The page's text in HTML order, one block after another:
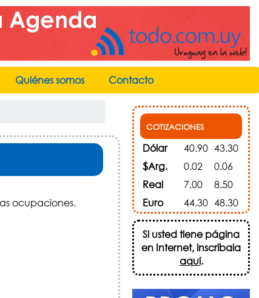
Quiénes somos Contacto
ocupaciones.
COTIZACIONES
Dólar 40.90 43.30
$Arg.
0.02
0.06
Real
7.00
8.50
Euro
44.30 48.30
Si usted tiene página
en Internet, inscríbala
aquí.